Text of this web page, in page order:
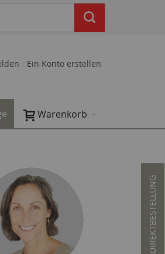
Ein Konto erstellen
Warenkorb
DIREKTBESTELLUNG